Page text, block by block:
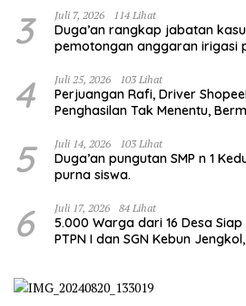
3 Juli 7, 2026 114 Lihat
Duga’an rangkap jabatan
pemotongan anggaran irigasi
4 Juli 25, 2026 103 Lihat
Perjuangan Rafi, Driver
Penghasilan Tak Menentu,
5 Juli 14, 2026 103 Lihat
Duga’an pungutan SMP n 1
purna siswa.
6 Juli 17, 2026 84 Lihat
5.000 Warga dari 16 Desa
PTPN I dan SGN Kebun